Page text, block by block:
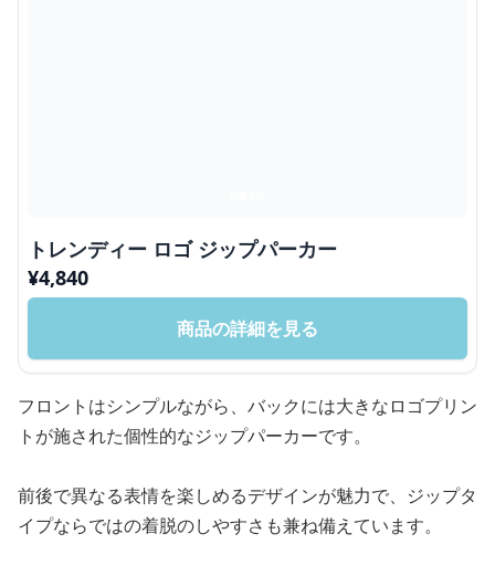
トレンディー ロゴ ジップパーカー
¥4,840
商品の詳細を見る
フロントはシンプルながら、バックには大きなロゴプリン
トが施された個性的なジップパーカーです。
前後で異なる表情を楽しめるデザインが魅力で、ジップタ
イプならではの着脱のしやすさも兼ね備えています。